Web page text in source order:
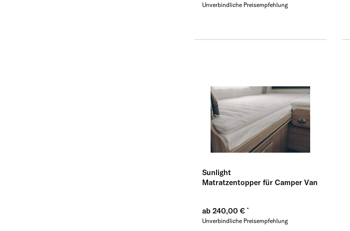
Unverbindliche Preisempfehlung
Sunlight
Matratzentopper für Camper Van
ab 240,00 €
Unverbindliche Preisempfehlung